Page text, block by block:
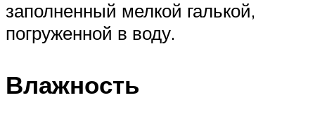
заполненный мелкой галькой,
погруженной в воду.
Влажность